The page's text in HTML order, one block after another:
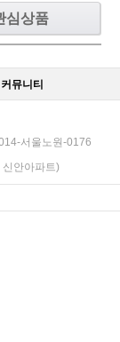
심상품
커뮤니티
서울노원-0176
안아파트)